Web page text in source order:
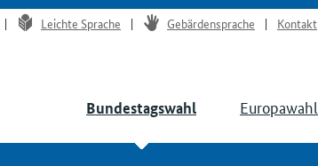
Leichte Sprache Gebärdensprache Kontakt
Bundestagswahl Europawahl